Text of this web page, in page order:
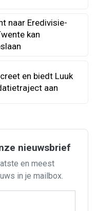
naar Eredivisie-
kan
en biedt Luuk
aan
nieuwsbrief
en meest
in je mailbox.